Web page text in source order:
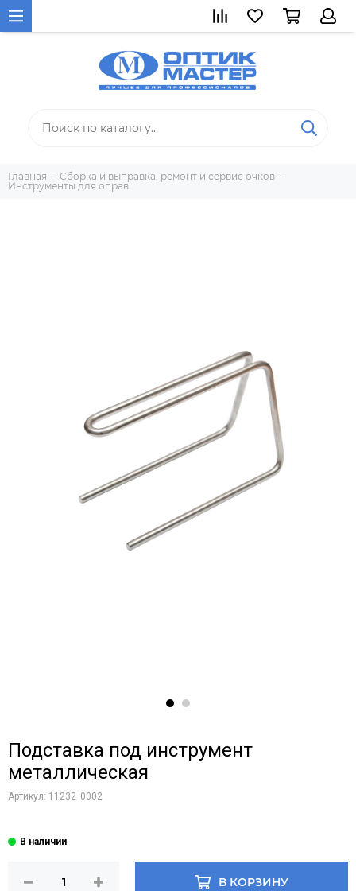
Главная
Сборка и выправка, ремонт и сервис очков
Инструменты для оправ
Подставка под инструмент
металлическая
Артикул: 11232_0002
В КОРЗИНУ